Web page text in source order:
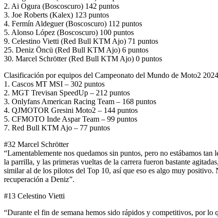
2. Ai Ogura (Boscoscuro) 142 puntos
3. Joe Roberts (Kalex) 123 puntos
4. Fermín Aldeguer (Boscoscuro) 112 puntos
5. Alonso López (Boscoscuro) 100 puntos
9. Celestino Vietti (Red Bull KTM Ajo) 71 puntos
25. Deniz Öncü (Red Bull KTM Ajo) 6 puntos
30. Marcel Schrötter (Red Bull KTM Ajo) 0 puntos
Clasificación por equipos del Campeonato del Mundo de Moto2 2024
1. Cascos MT MSI – 302 puntos
2. MGT Trevisan SpeedUp – 212 puntos
3. Onlyfans American Racing Team – 168 puntos
4. QJMOTOR Gresini Moto2 – 144 puntos
5. CFMOTO Inde Aspar Team – 99 puntos
7. Red Bull KTM Ajo – 77 puntos
#32 Marcel Schrötter
“Lamentablemente nos quedamos sin puntos, pero no estábamos
la parrilla, y las primeras vueltas de la carrera fueron bastante
similar al de los pilotos del Top 10, así que eso es algo muy
recuperación a Deniz”.
#13 Celestino Vietti
“Durante el fin de semana hemos sido rápidos y competitivos, por lo